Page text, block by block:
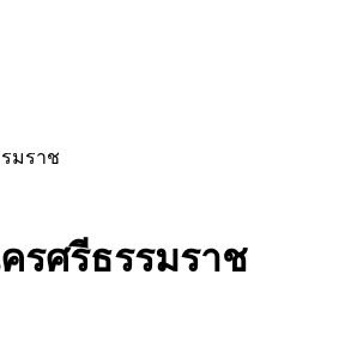
มราช
รศรีธรรมราช